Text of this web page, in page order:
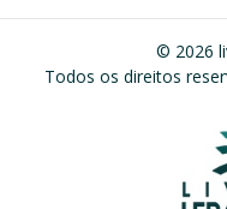
© 2026
Todos os direitos